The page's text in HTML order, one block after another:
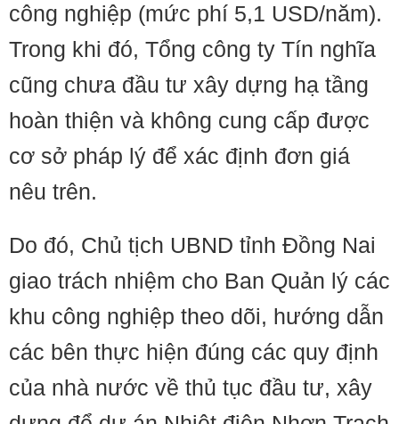
công nghiệp (mức phí 5,1 USD/năm).
Trong khi đó, Tổng công ty Tín nghĩa
cũng chưa đầu tư xây dựng hạ tầng
hoàn thiện và không cung cấp được
cơ sở pháp lý để xác định đơn giá
nêu trên.
Do đó, Chủ tịch UBND tỉnh Đồng Nai
giao trách nhiệm cho Ban Quản lý các
khu công nghiệp theo dõi, hướng dẫn
các bên thực hiện đúng các quy định
của nhà nước về thủ tục đầu tư, xây